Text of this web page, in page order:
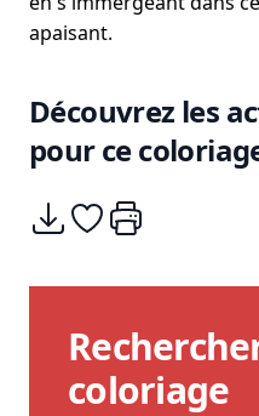
apaisant.
Découvrez les
pour ce
Télécharger
Ajouter à mes coups
Imprimer
coloriage